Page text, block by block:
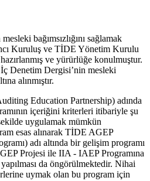
bağımsızlığını sağlamak
Kuruluş ve TİDE Yönetim Kurulu
ve yürürlüğe konulmuştur.
Denetim Dergisi’nin mesleki
alınmıştır.
Education Partnership) adında
içeriğini kriterleri itibariyle şu
uygulamak mümkün
esas alınarak TİDE AGEP
adı altında bir gelişim programı
Projesi ile IIA - IAEP Programına
da öngörülmektedir. Nihai
uymak olan bu program için